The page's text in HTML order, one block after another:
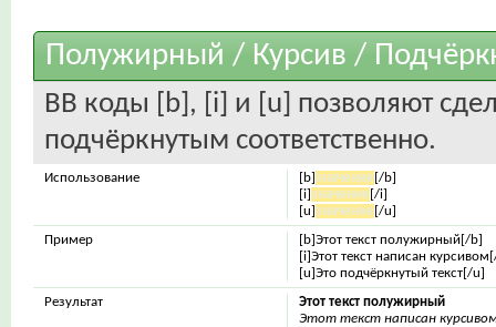
Полужирный / Курсив /
BB коды [b], [i] и [u] позволяют
подчёркнутым соответственно.
[b]значение [/b]
[i]значение [/i]
[u]значение [/u]
Использование
[b]Этот текст полужирный[/b]
[i]Этот текст написан
[u]Это подчёркнутый текст[/u]
Пример
Этот текст полужирный
Этот текст написан
Результат